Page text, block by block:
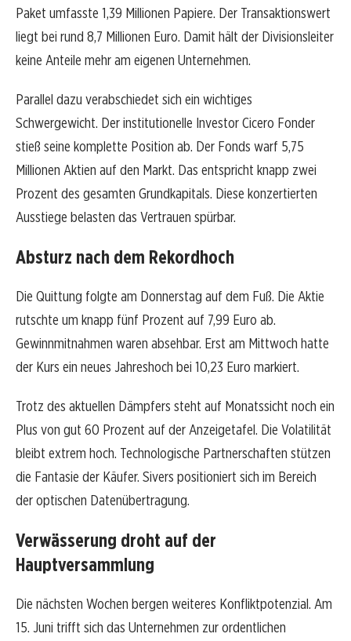
Paket umfasste 1,39 Millionen Papiere. Der Transaktionswert
liegt bei rund 8,7 Millionen Euro. Damit hält der Divisionsleiter
keine Anteile mehr am eigenen Unternehmen.
Parallel dazu verabschiedet sich ein wichtiges
Schwergewicht. Der institutionelle Investor Cicero Fonder
stieß seine komplette Position ab. Der Fonds warf 5,75
Millionen Aktien auf den Markt. Das entspricht knapp zwei
Prozent des gesamten Grundkapitals. Diese konzertierten
Ausstiege belasten das Vertrauen spürbar.
Absturz nach dem Rekordhoch
Die Quittung folgte am Donnerstag auf dem Fuß. Die Aktie
rutschte um knapp fünf Prozent auf 7,99 Euro ab.
Gewinnmitnahmen waren absehbar. Erst am Mittwoch hatte
der Kurs ein neues Jahreshoch bei 10,23 Euro markiert.
Trotz des aktuellen Dämpfers steht auf Monatssicht noch ein
Plus von gut 60 Prozent auf der Anzeigetafel. Die Volatilität
bleibt extrem hoch. Technologische Partnerschaften stützen
die Fantasie der Käufer. Sivers positioniert sich im Bereich
der optischen Datenübertragung.
Verwässerung droht auf der
Hauptversammlung
Die nächsten Wochen bergen weiteres Konfliktpotenzial. Am
15. Juni trifft sich das Unternehmen zur ordentlichen